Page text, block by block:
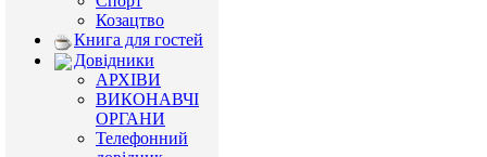
Козацтво
Книга для гостей
Довідники
АРХІВИ
ВИКОНАВЧІ
ОРГАНИ
Телефонний